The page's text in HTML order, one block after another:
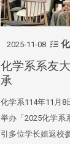
2025-11-08
化学系系友
承
化学系114年11月8
举办「2025化学系
引多位学长姐返校